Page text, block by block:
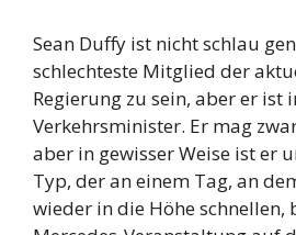
Sean Duffy ist nicht schlau
schlechteste Mitglied der
Regierung zu sein, aber er ist
Verkehrsminister. Er mag
aber in gewisser Weise ist er
Typ, der an einem Tag, an
wieder in die Höhe schnellen,